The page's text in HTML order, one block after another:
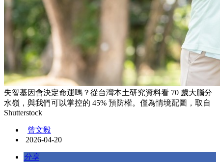
失智基因會決定命運嗎？從台灣本土研究資料看 70 歲大腦分
水嶺，與我們可以掌控的 45% 預防權。僅為情境配圖，取自
Shutterstock
曾文毅
2026-04-20
分享